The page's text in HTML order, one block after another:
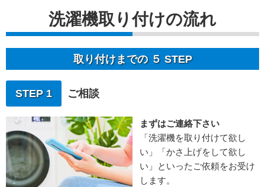
洗濯機取り付けの流れ
取り付けまでの ５ STEP
STEP 1 ご相談
まずはご連絡下さい
「洗濯機を取り付けて欲し
い」「かさ上げをして欲し
い」といったご依頼をお受け
します。